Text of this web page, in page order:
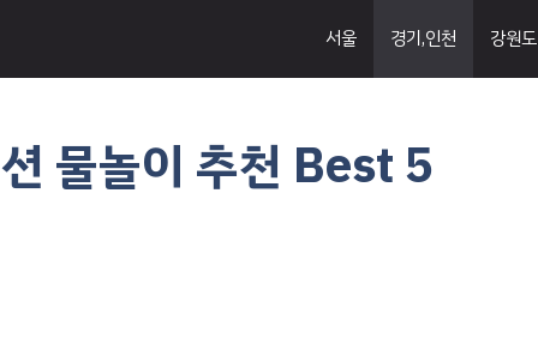
서울 경기,인천 강원도
물놀이 추천 Best 5